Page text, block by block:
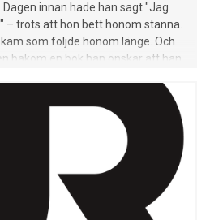
innan hade han sagt "Jag
– trots att hon bett honom stanna.
som följde honom länge. Och
bakom en bok han önskar att han
bredvid en förälder som närmar
få som känner sig förberedda –
eller för allt det praktiska
För ensambarn, som Patrik, blir
ingen att dela besluten med.
samlat det han själv saknade.
för anhöriga och
hela vägen från dödstillfället till